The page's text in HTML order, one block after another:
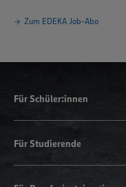
Zum EDEKA Job-Abo
Für Schüler:innen
Für Studierende